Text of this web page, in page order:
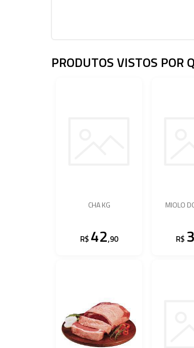
PRODUTOS VISTOS POR
CHA KG
R$ 42,90
MIOLO
R$